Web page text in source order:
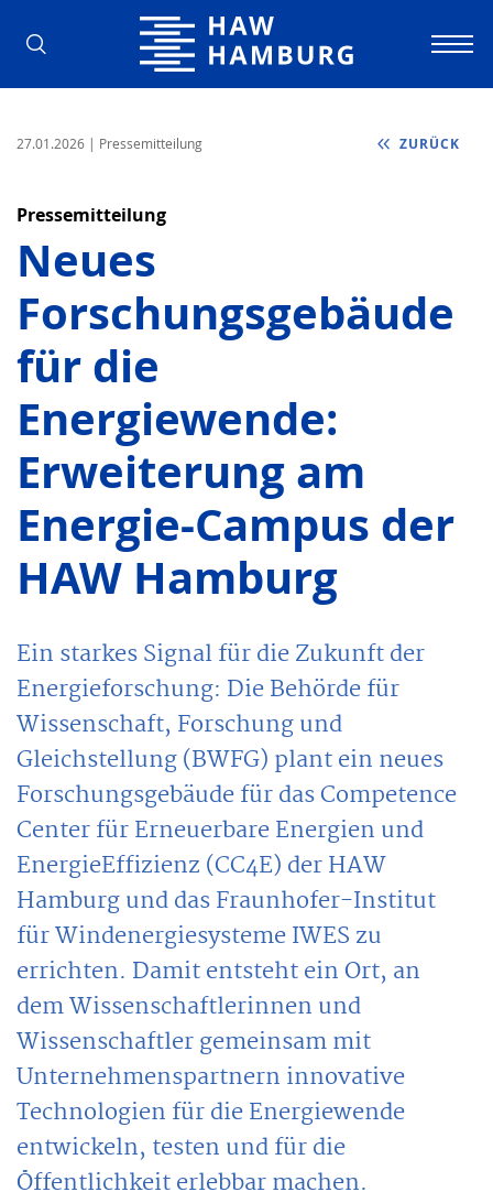
Hochschule für Angewandte
27.01.2026 | Pressemitteilung ZURÜCK
Pressemitteilung
Neues
Forschungsgebäude
für die
Energiewende:
Erweiterung am
Energie-Campus der
HAW Hamburg
Ein starkes Signal für die Zukunft der
Energieforschung: Die Behörde für
Wissenschaft, Forschung und
Gleichstellung (BWFG) plant ein neues
Forschungsgebäude für das Competence
Center für Erneuerbare Energien und
EnergieEffizienz (CC4E) der HAW
Hamburg und das Fraunhofer-Institut
für Windenergiesysteme IWES zu
errichten. Damit entsteht ein Ort, an
dem Wissenschaftlerinnen und
Wissenschaftler gemeinsam mit
Unternehmenspartnern innovative
Technologien für die Energiewende
entwickeln, testen und für die
Öffentlichkeit erlebbar machen.